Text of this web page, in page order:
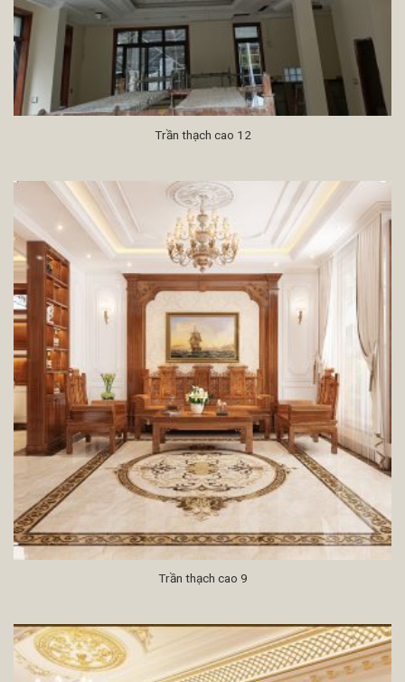
Trần thạch cao 12
Trần thạch cao 9